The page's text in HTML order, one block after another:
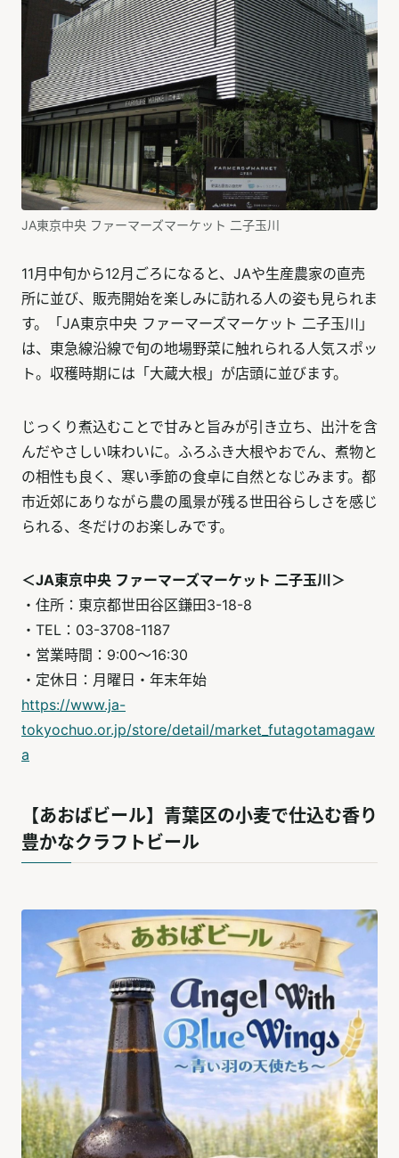
JA東京中央 ファーマーズマーケット 二子玉川
11月中旬から12月ごろになると、JAや生産農家の直売
所に並び、販売開始を楽しみに訪れる人の姿も見られま
す。「JA東京中央 ファーマーズマーケット 二子玉川」
は、東急線沿線で旬の地場野菜に触れられる人気スポッ
ト。収穫時期には「大蔵大根」が店頭に並びます。
じっくり煮込むことで甘みと旨みが引き立ち、出汁を含
んだやさしい味わいに。ふろふき大根やおでん、煮物と
の相性も良く、寒い季節の食卓に自然となじみます。都
市近郊にありながら農の風景が残る世田谷らしさを感じ
られる、冬だけのお楽しみです。
＜JA東京中央 ファーマーズマーケット 二子玉川＞
・住所：東京都世田谷区鎌田3-18-8
・TEL：03-3708-1187
・営業時間：9:00～16:30
・定休日：月曜日・年末年始
https://www.ja-
tokyochuo.or.jp/store/detail/market_futagotamagaw
a
【あおばビール】青葉区の小麦で仕込む香り
豊かなクラフトビール